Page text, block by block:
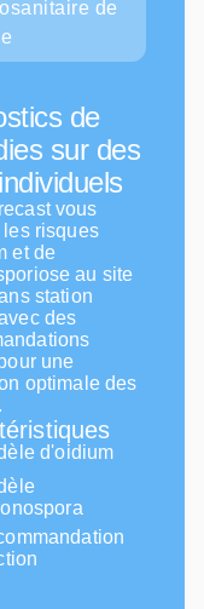
de
de
sur des
vous
risques
et de
au site
station
des
une
optimale des
d'oidium